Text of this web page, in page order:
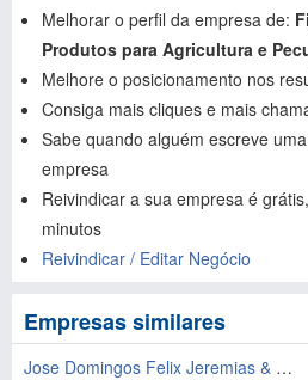
Melhorar o perfil da empresa de:
Produtos para Agricultura e
Melhore o posicionamento nos
Consiga mais cliques e mais
Sabe quando alguém escreve
empresa
Reivindicar a sua empresa é
minutos
Reivindicar / Editar Negócio
Empresas similares
Jose Domingos Felix Jeremias & Filhos Lda